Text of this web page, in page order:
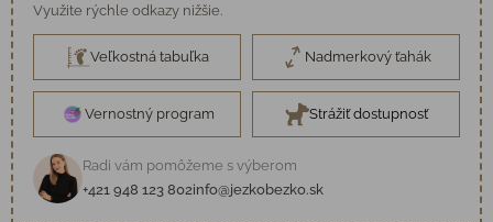
Využite rýchle odkazy nižšie.
Veľkostná tabuľka Nadmerkový ťahák
Vernostný program Strážiť dostupnosť
Radi vám pomôžeme s výberom
+421 948 123 802info@jezkobezko.sk